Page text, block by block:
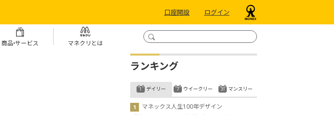
口座開設 ログイン
商品・サービス マネクリとは
ランキング
デイリー
マネックス人生100年デザイン
ウイークリー マンスリー